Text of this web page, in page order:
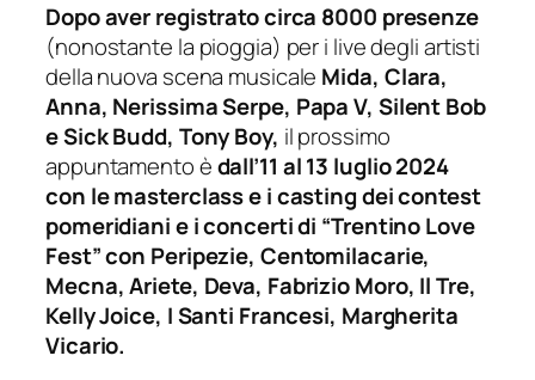
Dopo aver registrato circa 8000 presenze
(nonostante la pioggia) per i live degli artisti
della nuova scena musicale Mida, Clara,
Anna, Nerissima Serpe, Papa V, Silent Bob
e Sick Budd, Tony Boy, il prossimo
appuntamento èdall’11 al 13 luglio 2024
con le masterclass e i casting dei contest
pomeridiani e i concerti di “Trentino Love
Fest” con Peripezie, Centomilacarie,
Mecna, Ariete, Deva, Fabrizio Moro, Il Tre,
Kelly Joice, I Santi Francesi, Margherita
Vicario.